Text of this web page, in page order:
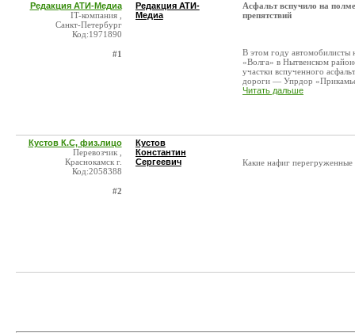
Редакция АТИ-Медиа
IT-компания ,
Санкт-Петербург
Код:1971890
#1
Редакция АТИ-
Медиа
Асфальт вспучило на
препятствий
В этом году автомобилисты
«Волга» в Нытвенском
участки вспученного
дороги — Упрдор
Читать дальше
Кустов К.С, физ.лицо
Перевозчик ,
Краснокамск г.
Код:2058388
#2
Кустов
Константин
Сергеевич
Какие нафиг перегруженные